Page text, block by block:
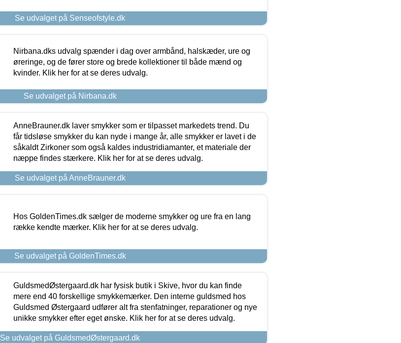
Se udvalget på Senseofstyle.dk
Nirbana.dks udvalg spænder i dag over armbånd, halskæder, ure og
øreringe, og de fører store og brede kollektioner til både mænd og
kvinder. Klik her for at se deres udvalg.
Se udvalget på Nirbana.dk
AnneBrauner.dk laver smykker som er tilpasset markedets trend. Du
får tidsløse smykker du kan nyde i mange år, alle smykker er lavet i de
såkaldt Zirkoner som også kaldes industridiamanter, et materiale der
næppe findes stærkere. Klik her for at se deres udvalg.
Se udvalget på AnneBrauner.dk
Hos GoldenTimes.dk sælger de moderne smykker og ure fra en lang
række kendte mærker. Klik her for at se deres udvalg.
Se udvalget på GoldenTimes.dk
GuldsmedØstergaard.dk har fysisk butik i Skive, hvor du kan finde
mere end 40 forskellige smykkemærker. Den interne guldsmed hos
Guldsmed Østergaard udfører alt fra stenfatninger, reparationer og nye
unikke smykker efter eget ønske. Klik her for at se deres udvalg.
Se udvalget på GuldsmedØstergaard.dk